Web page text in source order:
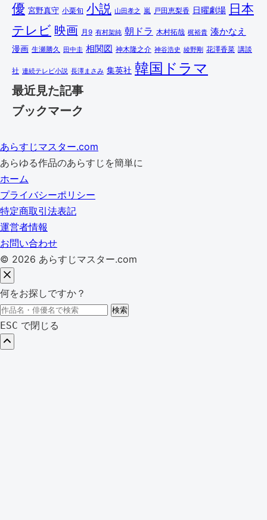
優 宮野真守 小栗旬 小説 山田孝之 嵐 戸田恵梨香 日曜劇場 日本
テレビ 映画 月9 有村架純 朝ドラ 木村拓哉 梶裕貴 湊かなえ
漫画 生瀬勝久 田中圭 相関図 神木隆之介 神谷浩史 綾野剛 花澤香菜 講談
社 連続テレビ小説 長澤まさみ 集英社 韓国ドラマ
最近見た記事
ブックマーク
あらすじマスター.com
あらゆる作品のあらすじを簡単に
ホーム
プライバシーポリシー
特定商取引法表記
運営者情報
お問い合わせ
© 2026 あらすじマスター.com
何をお探しですか？
検
索:
検索
ESC で閉じる